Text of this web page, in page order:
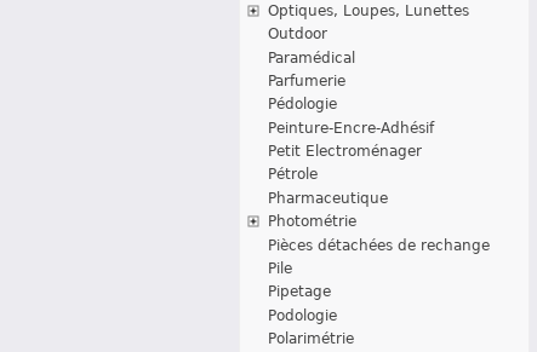
Optiques, Loupes, Lunettes
Outdoor
Paramédical
Parfumerie
Pédologie
Peinture-Encre-Adhésif
Petit Electroménager
Pétrole
Pharmaceutique
Photométrie
Pièces détachées de rechange
Pile
Pipetage
Podologie
Polarimétrie